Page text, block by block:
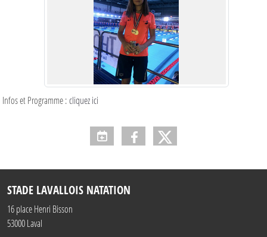
Infos et Programme :cliquez ici
STADE LAVALLOIS NATATION
16 place Henri Bisson
53000Laval